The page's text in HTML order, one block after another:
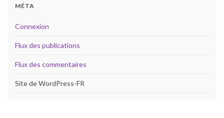
MÉTA
Connexion
Flux des publications
Flux des commentaires
Site de WordPress-FR